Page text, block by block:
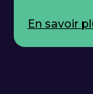
En savoir